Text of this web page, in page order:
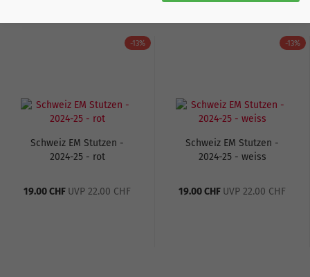
-13%
Schweiz EM Stutzen -
2024-25 - rot
19.00 CHF UVP 22.00 CHF
-13%
Schweiz EM Stutzen -
2024-25 - weiss
19.00 CHF UVP 22.00 CHF